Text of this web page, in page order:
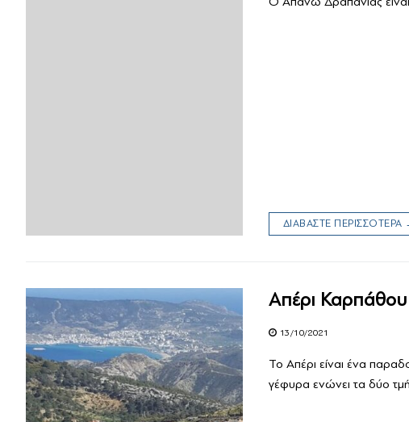
ΔΙΑΒΑΣΤΕ ΠΕΡΙΣΣΟΤΕΡΑ
Απέρι Καρπάθου
13/10/2021
Το Απέρι είναι ένα
γέφυρα ενώνει τα δύο